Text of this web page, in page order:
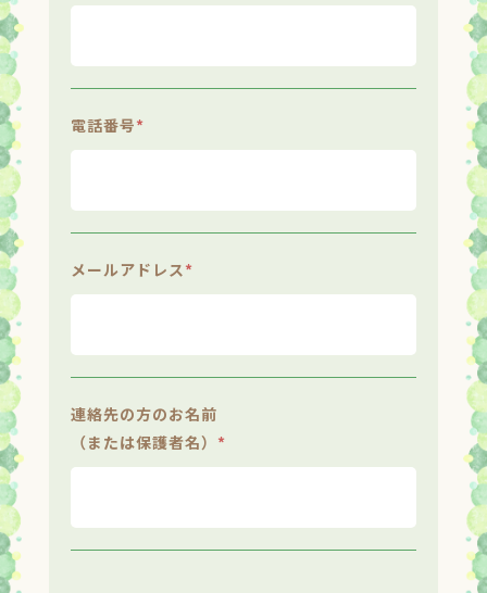
電話番号*
メールアドレス*
連絡先の方のお名前
（または保護者名） *